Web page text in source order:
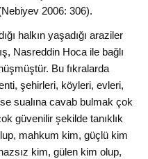
2006: 306).
halkın yaşadığı araziler
Nasreddin Hoca ile bağlı
Bu fıkralarda
şehirleri, köyleri, evleri,
sualına cavab bulmak çok
güvenilir şekilde tanıklık
mahkum kim, güçlü kim
kim, gülen kim olup,